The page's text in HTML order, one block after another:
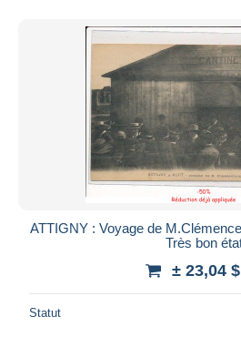
ATTIGNY : Voyage de
Très bon
± 23,04
Statut